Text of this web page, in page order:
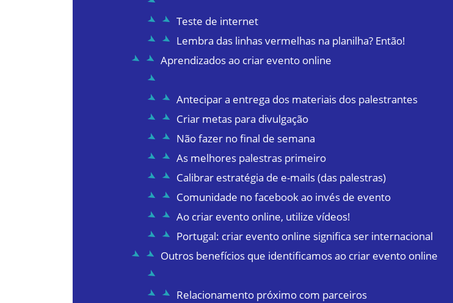
Teste de internet
Lembra das linhas vermelhas na planilha? Então!
Aprendizados ao criar evento online
Antecipar a entrega dos materiais dos palestrantes
Criar metas para divulgação
Não fazer no final de semana
As melhores palestras primeiro
Calibrar estratégia de e-mails (das palestras)
Comunidade no facebook ao invés de evento
Ao criar evento online, utilize vídeos!
Portugal: criar evento online significa ser internacional
Outros benefícios que identificamos ao criar evento online
Relacionamento próximo com parceiros